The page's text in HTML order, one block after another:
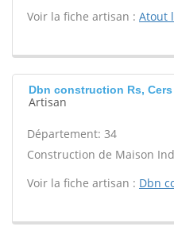
Voir la fiche artisan : Atout
Dbn construction Rs, Cers
Artisan
Département: 34
Construction de Maison
Voir la fiche artisan : Dbn